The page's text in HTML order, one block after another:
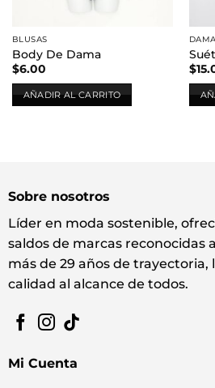
BLUSAS
Body De Dama
$6.00
AÑADIR AL CARRITO
$
Sobre nosotros
Líder en moda sostenible,
saldos de marcas reconocidas
más de 29 años de trayectoria,
calidad al alcance de todos.
Mi Cuenta